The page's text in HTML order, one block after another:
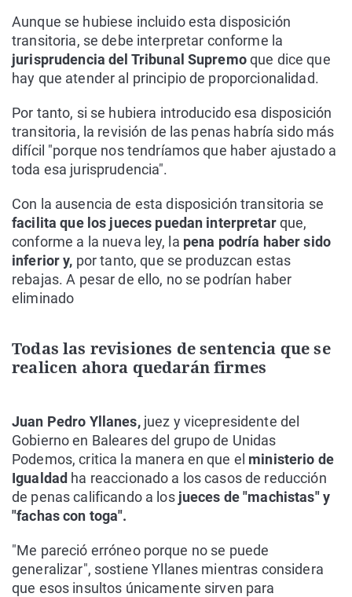
Aunque se hubiese incluido esta disposición
transitoria, se debe interpretar conforme la
jurisprudencia del Tribunal Supremoque dice que
hay que atender al principio de proporcionalidad.
Por tanto, si se hubiera introducido esa disposición
transitoria, la revisión de las penas habría sido más
difícil "porque nos tendríamos que haber ajustado a
toda esa jurisprudencia".
Con la ausencia de esta disposición transitoria se
facilita que los jueces puedan interpretarque,
conforme a la nueva ley, la pena podría haber sido
inferior y, por tanto, que se produzcan estas
rebajas. A pesar de ello, no se podrían haber
eliminado
Todas las revisiones de sentencia que se
realicen ahora quedarán firmes
Juan Pedro Yllanes,juez y vicepresidente del
Gobierno en Baleares del grupo de Unidas
Podemos, critica la manera en que el ministerio de
Igualdad ha reaccionado a los casos de reducción
de penas calificando a los jueces de "machistas" y
"fachas con toga".
"Me pareció erróneo porque no se puede
generalizar", sostiene Yllanes mientras considera
que esos insultos únicamente sirven para